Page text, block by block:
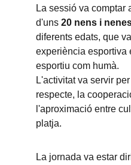
La sessió va comptar
d'uns 20 nens i
diferents edats, que
experiència esportiva
esportiu com humà.
L'activitat va servir
respecte, la
l'aproximació entre
platja.
La jornada va estar